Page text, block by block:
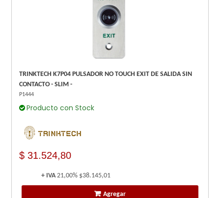
TRINKTECH K7P04 PULSADOR NO TOUCH EXIT DE SALIDA SIN
CONTACTO - SLIM -
P1444
Producto con Stock
$ 31.524,80
+ IVA21,00% $38.145,01
Agregar